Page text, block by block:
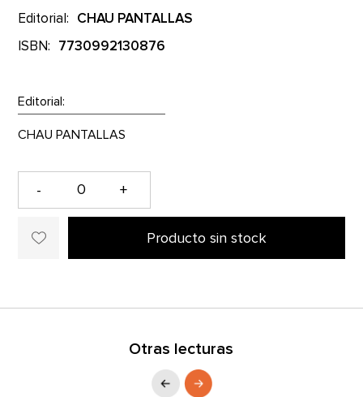
Editorial: CHAU PANTALLAS
ISBN: 7730992130876
Editorial:
- +
Producto sin stock
Otras lecturas